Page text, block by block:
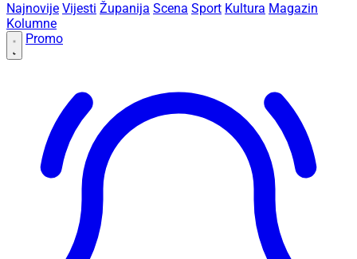
Najnovije Vijesti Županija Scena Sport Kultura Magazin
Kolumne
Promo